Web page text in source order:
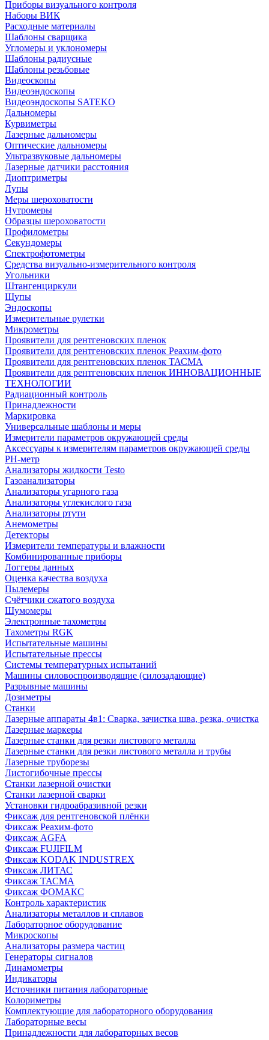
Приборы визуального контроля
Наборы ВИК
Расходные материалы
Шаблоны сварщика
Угломеры и уклономеры
Шаблоны радиусные
Шаблоны резьбовые
Видеоскопы
Видеоэндоскопы
Видеоэндоскопы SATEKO
Дальномеры
Курвиметры
Лазерные дальномеры
Оптические дальномеры
Ультразвуковые дальномеры
Лазерные датчики расстояния
Диоптриметры
Лупы
Меры шероховатости
Нутромеры
Образцы шероховатости
Профилометры
Секундомеры
Спектрофотометры
Средства визуально-измерительного контроля
Угольники
Штангенциркули
Щупы
Эндоскопы
Измерительные рулетки
Микрометры
Проявители для рентгеновских пленок
Проявители для рентгеновских пленок Реахим-фото
Проявители для рентгеновских пленок ТАСМА
Проявители для рентгеновских пленок ИННОВАЦИОННЫЕ
ТЕХНОЛОГИИ
Радиационный контроль
Принадлежности
Маркировка
Универсальные шаблоны и меры
Измерители параметров окружающей среды
Аксессуары к измерителям параметров окружающей среды
PH-метр
Анализаторы жидкости Testo
Газоанализаторы
Анализаторы угарного газа
Анализаторы углекислого газа
Анализаторы ртути
Анемометры
Детекторы
Измерители температуры и влажности
Комбинированные приборы
Логгеры данных
Оценка качества воздуха
Пылемеры
Счётчики сжатого воздуха
Шумомеры
Электронные тахометры
Тахометры RGK
Испытательные машины
Испытательные прессы
Системы температурных испытаний
Машины силовоспроизводящие (силозадающие)
Разрывные машины
Дозиметры
Станки
Лазерные аппараты 4в1: Сварка, зачистка шва, резка, очистка
Лазерные маркеры
Лазерные станки для резки листового металла
Лазерные станки для резки листового металла и трубы
Лазерные труборезы
Листогибочные прессы
Станки лазерной очистки
Станки лазерной сварки
Установки гидроабразивной резки
Фиксаж для рентгеновской плёнки
Фиксаж Реахим-фото
Фиксаж AGFA
Фиксаж FUJIFILM
Фиксаж KODAK INDUSTREX
Фиксаж ЛИТАС
Фиксаж ТАСМА
Фиксаж ФОМАКС
Контроль характеристик
Анализаторы металлов и сплавов
Лабораторное оборудование
Микроскопы
Анализаторы размера частиц
Генераторы сигналов
Динамометры
Индикаторы
Источники питания лабораторные
Колориметры
Комплектующие для лабораторного оборудования
Лабораторные весы
Принадлежности для лабораторных весов